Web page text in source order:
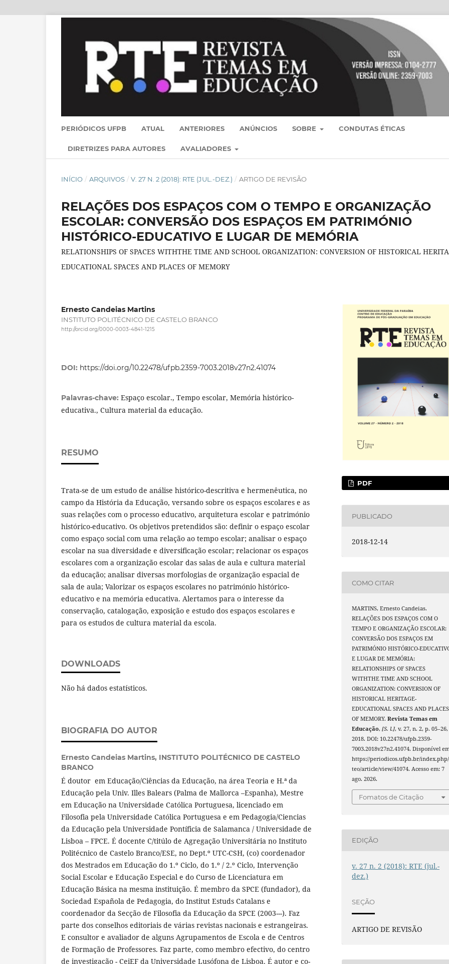
PERIÓDICOS UFPB ATUAL ANTERIORES ANÚNCIOS SOBRE CONDUTAS ÉTICAS
DIRETRIZES PARA AUTORES AVALIADORES
INÍCIO / ARQUIVOS / V. 27 N. 2 (2018): RTE (JUL.-DEZ.) / ARTIGO DE REVISÃO
RELAÇÕES DOS ESPAÇOS COM O TEMPO E ORGANIZAÇÃO
ESCOLAR: CONVERSÃO DOS ESPAÇOS EM PATRIMÓNIO
HISTÓRICO-EDUCATIVO E LUGAR DE MEMÓRIA
RELATIONSHIPS OF SPACES WITHTHE TIME AND SCHOOL ORGANIZATION: CONVERSION OF HISTORICAL
EDUCATIONAL SPACES AND PLACES OF MEMORY
Ernesto Candeias Martins
INSTITUTO POLITÉCNICO DE CASTELO BRANCO
http://orcid.org/0000-0003-4841-1215
DOI: https://doi.org/10.22478/ufpb.2359-7003.2018v27n2.41074
Palavras-chave: Espaço escolar., Tempo escolar, Memória histórico-
educativa., Cultura material da educação.
RESUMO
Trata-se de um estudo de análise histórico-descritiva e hermenêutica, no
campo da História da Educação, versando sobre os espaços escolares e as
suas relações com o processo educativo, arquitetura escolar e património
histórico-educativo. Os objetivos pretendidos são: definir o espaço escolar
como espaço social com uma relação ao tempo escolar; analisar o espaço
escolar na sua diversidade e diversificação escolar; relacionar os espaços
escolares com a organização escolar das salas de aula e cultura material
da educação; analisar diversas morfologias de organização espacial de
sala de aula; Valorizar os espaços escolares no património histórico-
educativo e na memória educativa. Alertamos para o interesse da
conservação, catalogação, exposição e estudo dos espaços escolares e
para os estudos de cultura material da escola.
DOWNLOADS
Não há dados estatísticos.
BIOGRAFIA DO AUTOR
Ernesto Candeias Martins, INSTITUTO POLITÉCNICO DE CASTELO
BRANCO
É doutor em Educação/Ciências da Educação, na área Teoria e H.ª da
Educação pela Univ. Illes Balears (Palma de Mallorca –Espanha), Mestre
em Educação na Universidade Católica Portuguesa, licenciado em
Filosofia pela Universidade Católica Portuguesa e em Pedagogia/Ciencias
da Educação pela Universidade Pontíficia de Salamanca / Universidade de
Lisboa – FPCE. É docente C/titúlo de Agregação Universitária no Instituto
Politécnico de Castelo Branco/ESE, no Dept.º UTC-CSH, (co) coordenador
dos Mestrados em Educação do 1.º Ciclo, do 1.º / 2.º Ciclo, Intervenção
Social Escolar e Educação Especial e do Curso de Licenciatura em
Educação Básica na mesma instituição. É membro da SPCE (fundador), da
Sociedad Española de Pedagogia, do Institut Estuds Catalans e
coordenador da Secção de Filosofia da Educação da SPCE (2003---). Faz
parte dos conselhos editoriais de várias revistas nacionais e estrangeiras.
E consultor e avaliador de alguns Agrupamentos de Escola e de Centros
de Formação de Professores. Faz parte, como membro efectivo, do centro
de investigação - CeiEF da Universidade Lusófona de Lisboa. É autor e co-
PDF
PUBLICADO
2018-12-14
COMO CITAR
MARTINS, Ernesto Candeias.
RELAÇÕES DOS ESPAÇOS COM O
TEMPO E ORGANIZAÇÃO ESCOLAR:
CONVERSÃO DOS ESPAÇOS EM
PATRIMÓNIO HISTÓRICO-
E LUGAR DE MEMÓRIA:
RELATIONSHIPS OF SPACES
WITHTHE TIME AND SCHOOL
ORGANIZATION: CONVERSION OF
HISTORICAL HERITAGE-
EDUCATIONAL SPACES AND PLACES
OF MEMORY.Revista Temas em
Educação,[S. l.], v. 27, n. 2, p. 05–26,
2018. DOI: 10.22478/ufpb.2359-
7003.2018v27n2.41074. Disponível
https://periodicos.ufpb.br/
teo/article/view/41074. Acesso em: 7
ago. 2026.
Fomatos de Citação
EDIÇÃO
v. 27 n. 2 (2018): RTE (jul.-
dez.)
SEÇÃO
ARTIGO DE REVISÃO